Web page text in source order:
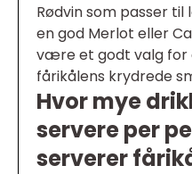
Rødvin som passer
en god Merlot eller
være et godt valg for
fårikålens krydrede
Hvor mye
servere per
serverer